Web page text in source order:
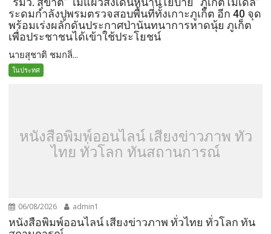
ระดมกำลังปูพรมตรวจสอบพื้นที่ทั้งเกาะภูเก็ต อีก 40 จุด
พร้อมเร่งผลักดันประกาศป่านันทนาการหาดนุ้ย ภูเก็ต
เพื่อประชาชนได้เข้าใช้ประโยชน์
นายสุชาติ ชมกลิ่...
ในประทศ
หนังสือพิมพ์ออนไลน์ เสียงข่าวภาพ ทั่ว
ไทย ทั่วโลก ทันสถานการณ์
06/08/2026 admin1
หนังสือพิมพ์ออนไลน์ เสียงข่าวภาพ ทั่วไทย ทั่วโลก ทัน